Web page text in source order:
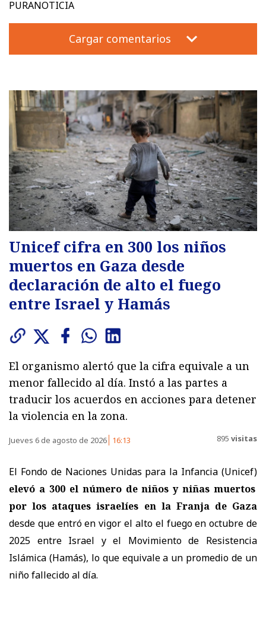
PURANOTICIA
Cargar comentarios
Unicef cifra en 300 los niños
muertos en Gaza desde
declaración de alto el fuego
entre Israel y Hamás
El organismo alertó que la cifra equivale a un
menor fallecido al día. Instó a las partes a
traducir los acuerdos en acciones para detener
la violencia en la zona.
Jueves 6 de agosto de 2026 16:13 895 visitas
El Fondo de Naciones Unidas para la Infancia (Unicef)
elevó a 300 el número de niños y niñas muertos
por los ataques israelíes en la Franja de Gaza
desde que entró en vigor el alto el fuego en octubre de
2025 entre Israel y el Movimiento de Resistencia
Islámica (Hamás), lo que equivale a un promedio de un
niño fallecido al día.